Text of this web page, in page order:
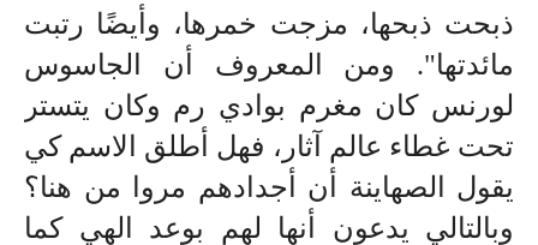
ذبحت ذبحها، مزجت خمرها، وأيضًا رتبت
مائدتها". ومن المعروف أن الجاسوس
لورنس كان مغرم بوادي رم وكان يتستر
تحت غطاء عالم آثار، فهل أطلق الاسم كي
يقول الصهاينة أن أجدادهم مروا من هنا؟
وبالتالي يدعون أنها لهم بوعد الهي كما